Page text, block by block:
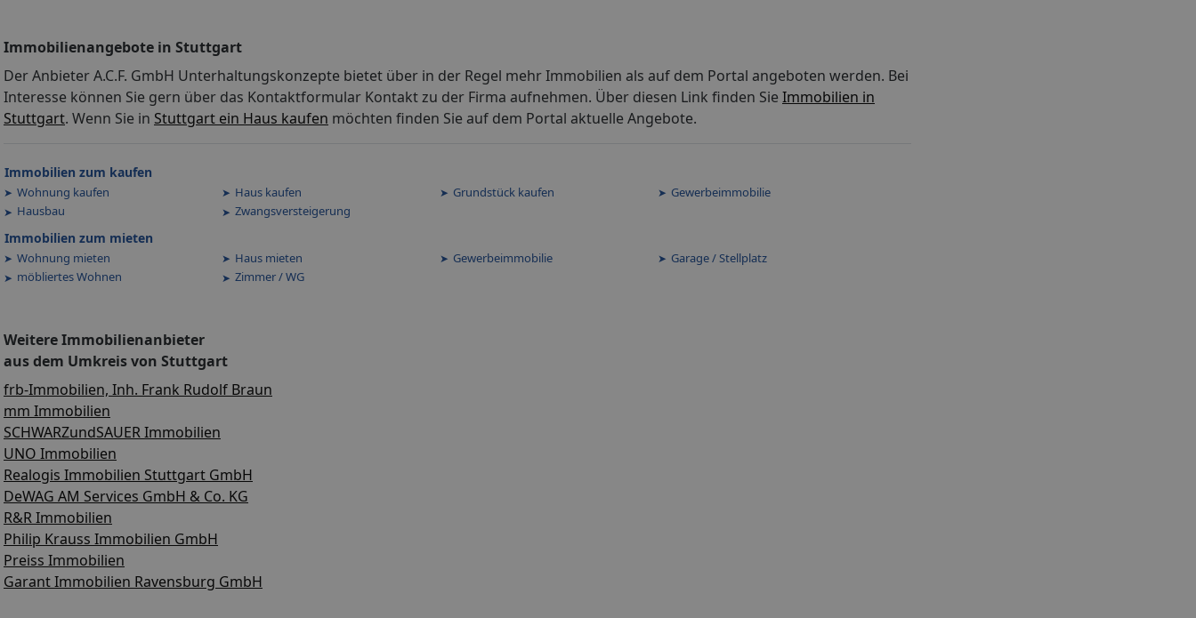
Immobilienangebote in Stuttgart
Der Anbieter A.C.F. GmbH Unterhaltungskonzepte bietet über in der Regel mehr Immobilien als auf dem Portal angeboten werden. Bei
Interesse können Sie gern über das Kontaktformular Kontakt zu der Firma aufnehmen. Über diesen Link finden Sie Immobilien in
Stuttgart. Wenn Sie in Stuttgart ein Haus kaufen möchten finden Sie auf dem Portal aktuelle Angebote.
Immobilien zum kaufen
Wohnung kaufen Haus kaufen Grundstück kaufen
Gewerbeimmobilie
Hausbau
Zwangsversteigerung
Immobilien zum mieten
Wohnung mieten Haus mieten Gewerbeimmobilie
Garage / Stellplatz
möbliertes Wohnen
Zimmer / WG
Weitere Immobilienanbieter
aus dem Umkreis von Stuttgart
frb-Immobilien, Inh. Frank Rudolf Braun
mm Immobilien
SCHWARZundSAUER Immobilien
UNO Immobilien
Realogis Immobilien Stuttgart GmbH
DeWAG AM Services GmbH & Co. KG
R&R Immobilien
Philip Krauss Immobilien GmbH
Preiss Immobilien
Garant Immobilien Ravensburg GmbH